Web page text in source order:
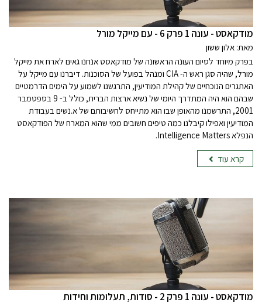
מודקאסט - עונה 1 פרק 6 - עם מייקל מורל
מאת: אלון ששון
בפרק מיוחד לסיום העונה הראשונה של מודקאסט אנחנו גאים לארח את מייקל
מורל, שהיה סגן ראש ה- CIA ומנהל בפועל של הסוכנות. דיברנו עם מייקל על
האתגרים הנוכחיים של קהילת המודיעין, התרגשנו לשמוע על הימים הדרמטיים
שבהם הוא היה המתדרך היומי של נשיא ארצות הברית, כולל ב- 9 בספטמבר
2001, התרשמנו מהאופן שבו הוא מתייחס לחשיבותם של א.נשים בעבודת
המודיעין ואפילו קיבלנו כמה טיפים חשובים ממי שהוא המארח של הפודקאסט
הנפלא Intelligence Matters.
קרא עוד
מודקאסט - עונה 1 פרק 2 - סודות, תעלומות וחידות